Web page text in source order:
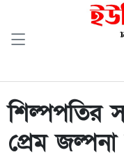
শিল্পপতির
প্রেম জল্পনা